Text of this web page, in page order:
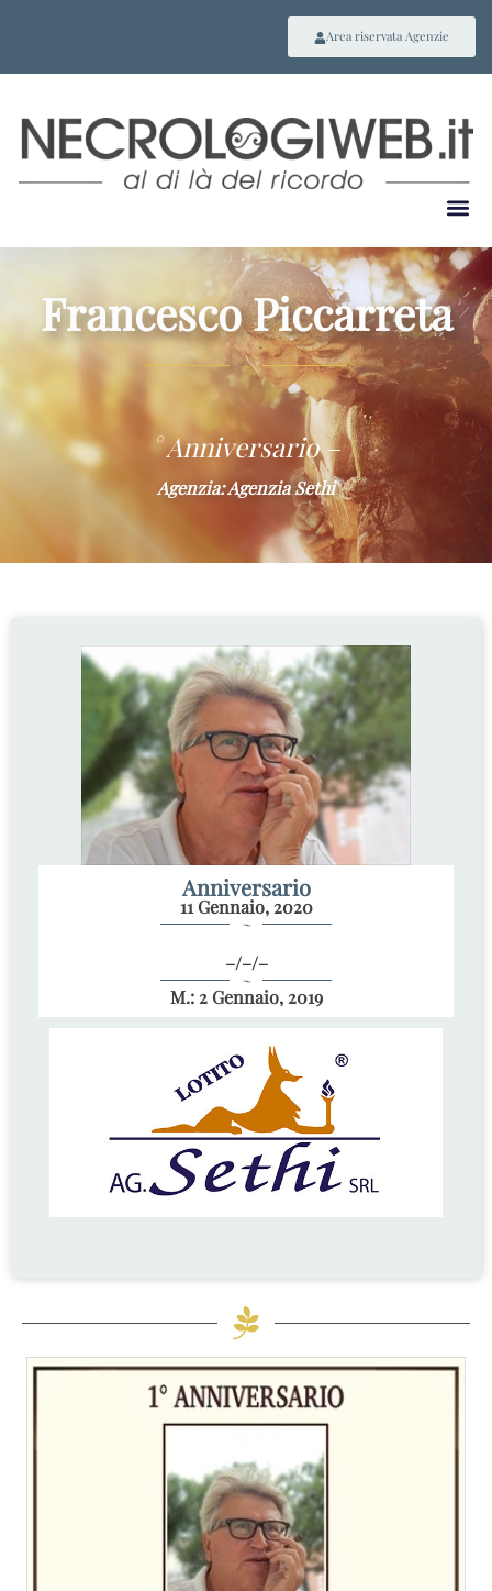
Area riservata Agenzie
Francesco Piccarreta
~
° Anniversario –
Agenzia: Agenzia Sethi
Anniversario
11 Gennaio, 2020
~
–/–/–
~
M.: 2 Gennaio, 2019